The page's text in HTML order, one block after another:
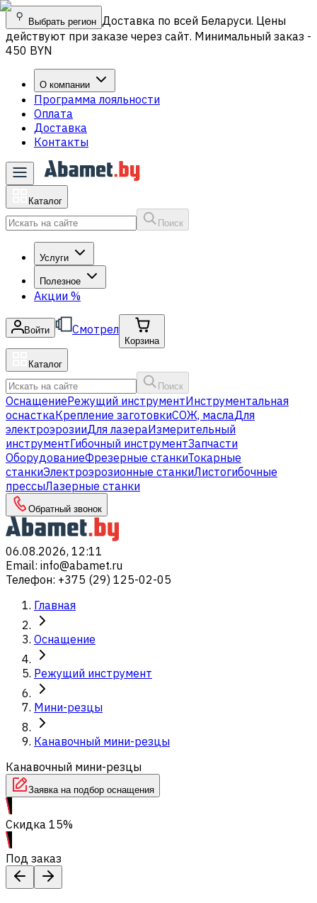
Выбрать регион Доставка по всей Беларуси. Цены
действуют при заказе через сайт. Минимальный заказ -
450 BYN
О компании
Программа лояльности
Оплата
Доставка
Контакты
Каталог
Поиск
Услуги
Полезное
Акции %
Войти Смотрел
Корзина
Каталог
Поиск
ОснащениеРежущий инструментИнструментальная
оснасткаКрепление заготовкиСОЖ, маслаДля
электроэрозииДля лазераИзмерительный
инструментГибочный инструментЗапчасти
ОборудованиеФрезерные станкиТокарные
станкиЭлектроэрозионные станкиЛистогибочные
прессыЛазерные станки
Обратный звонок
06.08.2026, 12:11
Email: info@abamet.ru
Телефон: +375 (29) 125-02-05
Главная
Оснащение
Режущий инструмент
Мини-резцы
Канавочный мини-резцы
Канавочный мини-резцы
Заявка на подбор оснащения
Скидка 15%
Под заказ